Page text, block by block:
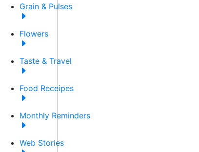
Grain & Pulses
Flowers
Taste & Travel
Food Receipes
Monthly Reminders
Web Stories